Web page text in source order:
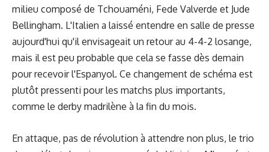
milieu composé de Tchouaméni, Fede Valverde et Jude
Bellingham. L'Italien a laissé entendre en salle de presse
aujourd'hui qu'il envisageait un retour au 4-4-2 losange,
mais il est peu probable que cela se fasse dès demain
pour recevoir l'Espanyol. Ce changement de schéma est
plutôt pressenti pour les matchs plus importants,
comme le derby madrilène à la fin du mois.
En attaque, pas de révolution à attendre non plus, le trio